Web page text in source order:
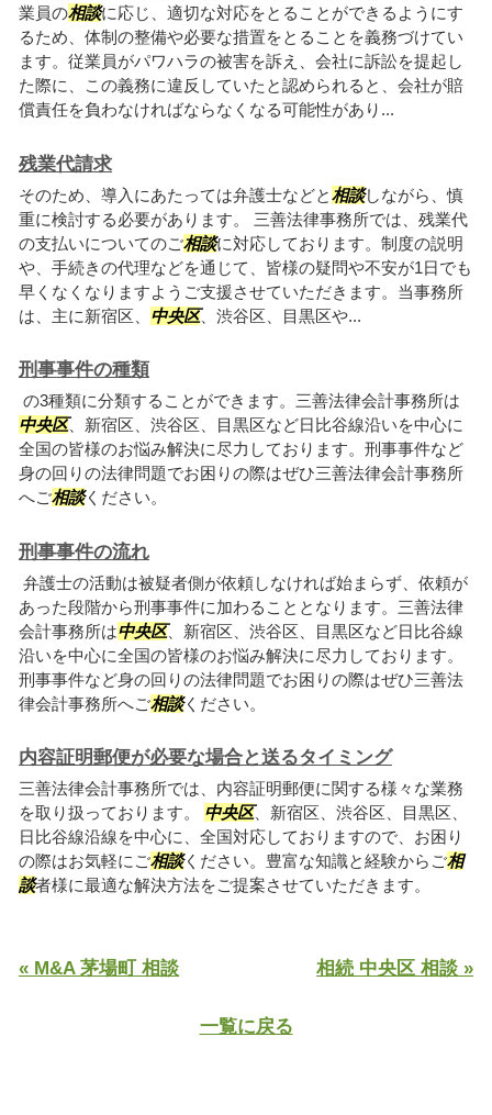
業員の相談に応じ、適切な対応をとることができるようにす
るため、体制の整備や必要な措置をとることを義務づけてい
ます。従業員がパワハラの被害を訴え、会社に訴訟を提起し
た際に、この義務に違反していたと認められると、会社が賠
償責任を負わなければならなくなる可能性があり...
残業代請求
そのため、導入にあたっては弁護士などと相談しながら、慎
重に検討する必要があります。 三善法律事務所では、残業代
の支払いについてのご相談に対応しております。制度の説明
や、手続きの代理などを通じて、皆様の疑問や不安が1日でも
早くなくなりますようご支援させていただきます。当事務所
は、主に新宿区、 中央区、渋谷区、目黒区や...
刑事事件の種類
の3種類に分類することができます。三善法律会計事務所は
中央区、新宿区、渋谷区、目黒区など日比谷線沿いを中心に
全国の皆様のお悩み解決に尽力しております。刑事事件など
身の回りの法律問題でお困りの際はぜひ三善法律会計事務所
へご相談ください。
刑事事件の流れ
弁護士の活動は被疑者側が依頼しなければ始まらず、依頼が
あった段階から刑事事件に加わることとなります。三善法律
会計事務所は中央区、新宿区、渋谷区、目黒区など日比谷線
沿いを中心に全国の皆様のお悩み解決に尽力しております。
刑事事件など身の回りの法律問題でお困りの際はぜひ三善法
律会計事務所へご相談ください。
内容証明郵便が必要な場合と送るタイミング
三善法律会計事務所では、内容証明郵便に関する様々な業務
を取り扱っております。 中央区、新宿区、渋谷区、目黒区、
日比谷線沿線を中心に、全国対応しておりますので、お困り
の際はお気軽にご相談ください。豊富な知識と経験からご相
談者様に最適な解決方法をご提案させていただきます。
« M&A 茅場町 相談 相続 中央区 相談 »
一覧に戻る